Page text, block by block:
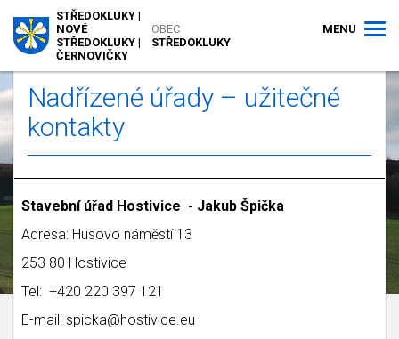
OBEC
STŘEDOKLUKY
STŘEDOKLUKY |
NOVÉ
STŘEDOKLUKY |
ČERNOVIČKY
MENU
Nadřízené úřady – užitečné
kontakty
Stavební úřad Hostivice - Jakub Špička
Adresa: Husovo náměstí 13
253 80 Hostivice
Tel: +420 220 397 121
E-mail: spicka@hostivice.eu